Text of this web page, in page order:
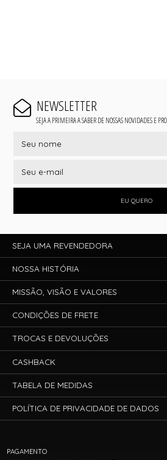
NEWSLETTER
SEJA A PRIMEIRA A SABER DE NOSSAS NOVIDADES E
EU QUERO
PAGAMENTO
SEJA UMA REVENDEDORA
NOSSA HISTÓRIA
MISSÃO, VISÃO E VALORES
CONDIÇÕES DE FRETE
TROCAS E DEVOLUÇÕES
CASHBACK
TABELA DE MEDIDAS
POLÍTICA DE PRIVACIDADE DE DADOS